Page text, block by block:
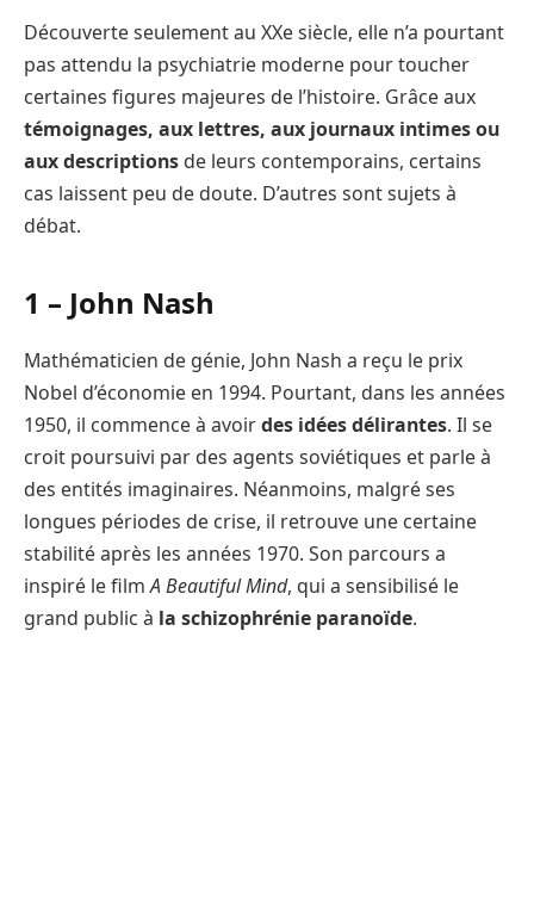
Découverte seulement au XXe siècle, elle n’a pourtant
pas attendu la psychiatrie moderne pour toucher
certaines figures majeures de l’histoire. Grâce aux
témoignages, aux lettres, aux journaux intimes ou
aux descriptions de leurs contemporains, certains
cas laissent peu de doute. D’autres sont sujets à
débat.
1 – John Nash
Mathématicien de génie, John Nash a reçu le prix
Nobel d’économie en 1994. Pourtant, dans les années
1950, il commence à avoirdes idées délirantes. Il se
croit poursuivi par des agents soviétiques et parle à
des entités imaginaires. Néanmoins, malgré ses
longues périodes de crise, il retrouve une certaine
stabilité après les années 1970. Son parcours a
inspiré le filmA Beautiful Mind, qui a sensibilisé le
grand public à la schizophrénie paranoïde.